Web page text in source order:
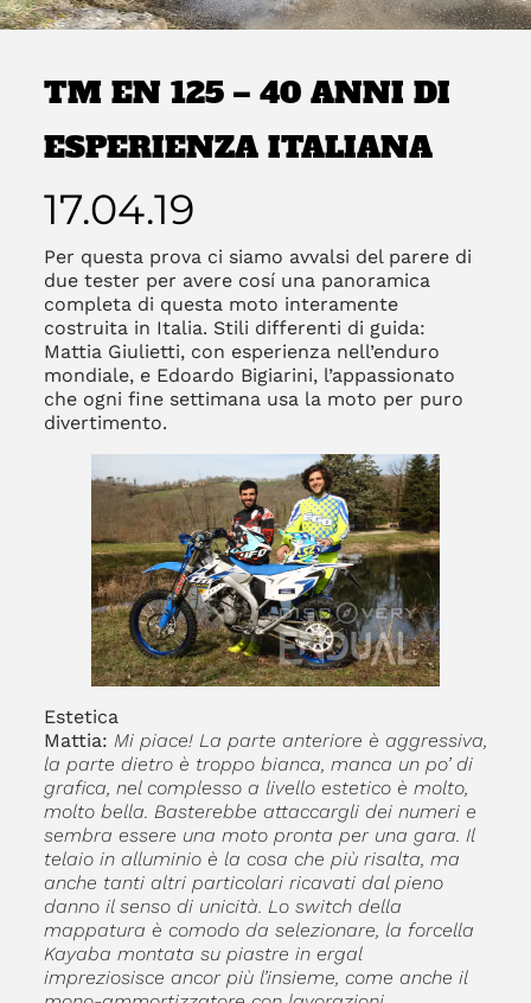
TM EN 125 – 40 ANNI DI
ESPERIENZA ITALIANA
17.04.19
Per questa prova ci siamo avvalsi del parere di
due tester per avere cosí una panoramica
completa di questa moto interamente
costruita in Italia. Stili differenti di guida:
Mattia Giulietti, con esperienza nell’enduro
mondiale, e Edoardo Bigiarini, l’appassionato
che ogni fine settimana usa la moto per puro
divertimento.
Estetica
Mattia: Mi piace! La parte anteriore è aggressiva,
la parte dietro è troppo bianca, manca un po’ di
grafica, nel complesso a livello estetico è molto,
molto bella. Basterebbe attaccargli dei numeri e
sembra essere una moto pronta per una gara. Il
telaio in alluminio è la cosa che più risalta, ma
anche tanti altri particolari ricavati dal pieno
danno il senso di unicità. Lo switch della
mappatura è comodo da selezionare, la forcella
Kayaba montata su piastre in ergal
impreziosisce ancor più l’insieme, come anche il